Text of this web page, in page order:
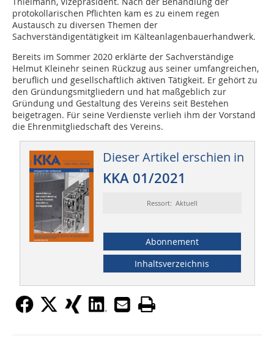
protokollarischen Pflichten kam es zu einem regen
Austausch zu diversen Themen der
Sachverständigentätigkeit im Kälteanlagenbauerhandwerk.
Bereits im Sommer 2020 erklärte der Sachverständige
Helmut Kleinehr seinen Rückzug aus seiner umfangreichen,
beruflich und gesellschaftlich aktiven Tätigkeit. Er gehört zu
den Gründungsmitgliedern und hat maßgeblich zur
Gründung und Gestaltung des Vereins seit Bestehen
beigetragen. Für seine Verdienste verlieh ihm der Vorstand
die Ehrenmitgliedschaft des Vereins.
Dieser Artikel erschien in
KKA 01/2021
Ressort: Aktuell
Abonnement
Inhaltsverzeichnis